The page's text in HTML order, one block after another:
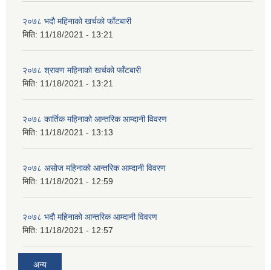
२०७८ भदौ महिनाको खर्चको फाँटबारी
मिति: 11/18/2021 - 13:21
२०७८ श्रावण महिनाको खर्चको फाँटबारी
मिति: 11/18/2021 - 13:21
२०७८ कार्तिक महिनाको आन्तरिक आम्दानी विवरण
मिति: 11/18/2021 - 13:13
२०७८ असोज महिनाको आन्तरिक आम्दानी विवरण
मिति: 11/18/2021 - 12:59
२०७८ भदौ महिनाको आन्तरिक आम्दानी विवरण
मिति: 11/18/2021 - 12:57
अन्य